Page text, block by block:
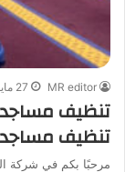
MR editor 27 مايو، 2021
تنظيف
مرحبًا بكم في شركة